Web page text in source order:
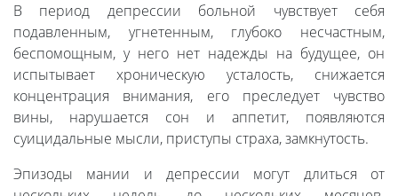
В период депрессии больной чувствует себя
подавленным, угнетенным, глубоко несчастным,
беспомощным, у него нет надежды на будущее, он
испытывает хроническую усталость, снижается
концентрация внимания, его преследует чувство
вины, нарушается сон и аппетит, появляются
суицидальные мысли, приступы страха, замкнутость.
Эпизоды мании и депрессии могут длиться от